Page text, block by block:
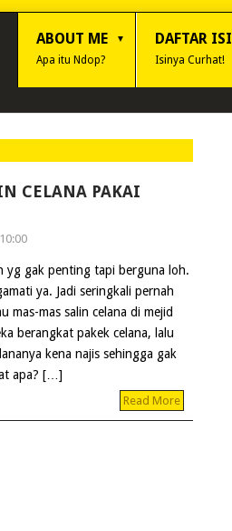
ABOUT ME
Apa itu Ndop?
DAFTAR ISI
Isinya Curhat!
CELANA PAKAI
yg gak penting tapi berguna loh.
ya. Jadi seringkali pernah
mas-mas salin celana di mejid
berangkat pakek celana, lalu
kena najis sehingga gak
apa? […]
Read More